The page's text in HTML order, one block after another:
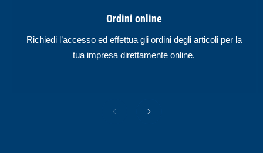
Ordini online
Richiedi l’accesso ed effettua gli ordini degli articoli per la
tua impresa direttamente online.